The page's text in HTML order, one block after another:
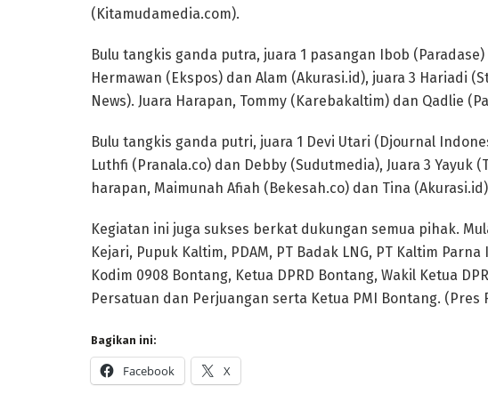
(Kitamudamedia.com).
Bulu tangkis ganda putra, juara 1 pasangan Ibob
Hermawan (Ekspos) dan Alam (Akurasi.id), juara 3 Hariadi
News). Juara Harapan, Tommy (Karebakaltim) dan Qadlie
Bulu tangkis ganda putri, juara 1 Devi Utari (Djournal
Luthfi (Pranala.co) dan Debby (Sudutmedia), Juara 3 Yayuk
harapan, Maimunah Afiah (Bekesah.co) dan Tina
Kegiatan ini juga sukses berkat dukungan semua pihak.
Kejari, Pupuk Kaltim, PDAM, PT Badak LNG, PT Kaltim
Kodim 0908 Bontang, Ketua DPRD Bontang, Wakil Ketua
Persatuan dan Perjuangan serta Ketua PMI Bontang. (Pres
Bagikan ini:
Facebook X